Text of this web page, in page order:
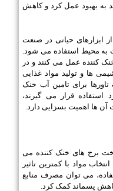
به بهبود عمل کرد و کاهش
ابزارهای حیاتی در صنعت
به محیط استفاده می شود.
کننده عمل می کنند و در
ها و تولید مواد غذایی
تاورها برای تامین آب خنک
استفاده قرار می گیرند،
آن ها اهمیت بسزایی دارد.
برج های خنک کننده می
مواد با کمترین تاثیر
می توان مصرف منابع
کاهش پسماند کمک کرد.